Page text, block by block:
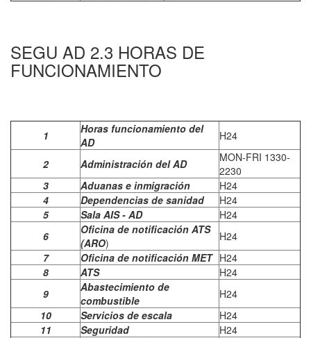
SEGU AD 2.3 HORAS DE
FUNCIONAMIENTO
1
Horas funcionamiento del
AD
H24
2 Administración del AD
MON-FRI 1330-
2230
3
Aduanas e inmigración
H24
4
Dependencias de sanidad
H24
5
Sala AIS - AD
H24
6
Oficina de notificación ATS
(ARO)
H24
7
Oficina de notificación MET H24
8
ATS
H24
9
Abastecimiento de
combustible
H24
10
Servicios de escala
H24
11
Seguridad
H24